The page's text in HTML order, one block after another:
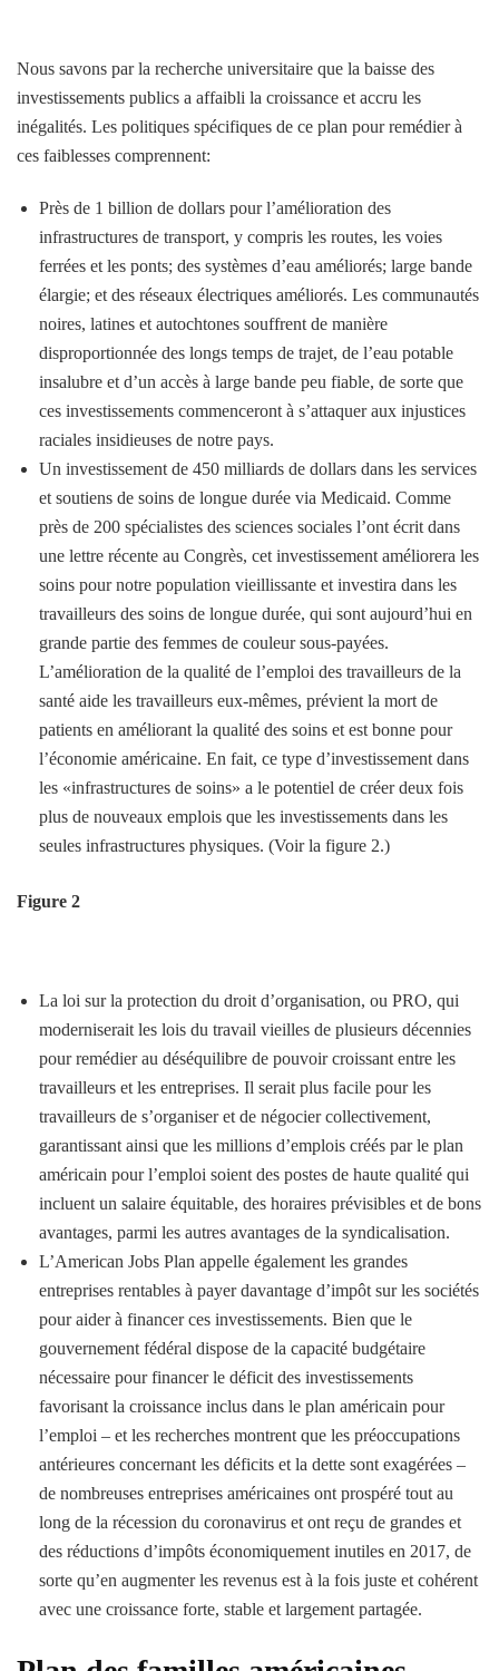
Nous savons par la recherche universitaire que la baisse des
investissements publics a affaibli la croissance et accru les
inégalités. Les politiques spécifiques de ce plan pour remédier à
ces faiblesses comprennent:
Près de 1 billion de dollars pour l’amélioration des
infrastructures de transport, y compris les routes, les voies
ferrées et les ponts; des systèmes d’eau améliorés; large bande
élargie; et des réseaux électriques améliorés. Les communautés
noires, latines et autochtones souffrent de manière
disproportionnée des longs temps de trajet, de l’eau potable
insalubre et d’un accès à large bande peu fiable, de sorte que
ces investissements commenceront à s’attaquer aux injustices
raciales insidieuses de notre pays.
Un investissement de 450 milliards de dollars dans les services
et soutiens de soins de longue durée via Medicaid. Comme
près de 200 spécialistes des sciences sociales l’ont écrit dans
une lettre récente au Congrès, cet investissement améliorera les
soins pour notre population vieillissante et investira dans les
travailleurs des soins de longue durée, qui sont aujourd’hui en
grande partie des femmes de couleur sous-payées.
L’amélioration de la qualité de l’emploi des travailleurs de la
santé aide les travailleurs eux-mêmes, prévient la mort de
patients en améliorant la qualité des soins et est bonne pour
l’économie américaine. En fait, ce type d’investissement dans
les «infrastructures de soins» a le potentiel de créer deux fois
plus de nouveaux emplois que les investissements dans les
seules infrastructures physiques. (Voir la figure 2.)
Figure 2
La loi sur la protection du droit d’organisation, ou PRO, qui
moderniserait les lois du travail vieilles de plusieurs décennies
pour remédier au déséquilibre de pouvoir croissant entre les
travailleurs et les entreprises. Il serait plus facile pour les
travailleurs de s’organiser et de négocier collectivement,
garantissant ainsi que les millions d’emplois créés par le plan
américain pour l’emploi soient des postes de haute qualité qui
incluent un salaire équitable, des horaires prévisibles et de bons
avantages, parmi les autres avantages de la syndicalisation.
L’American Jobs Plan appelle également les grandes
entreprises rentables à payer davantage d’impôt sur les sociétés
pour aider à financer ces investissements. Bien que le
gouvernement fédéral dispose de la capacité budgétaire
nécessaire pour financer le déficit des investissements
favorisant la croissance inclus dans le plan américain pour
l’emploi – et les recherches montrent que les préoccupations
antérieures concernant les déficits et la dette sont exagérées –
de nombreuses entreprises américaines ont prospéré tout au
long de la récession du coronavirus et ont reçu de grandes et
des réductions d’impôts économiquement inutiles en 2017, de
sorte qu’en augmenter les revenus est à la fois juste et cohérent
avec une croissance forte, stable et largement partagée.